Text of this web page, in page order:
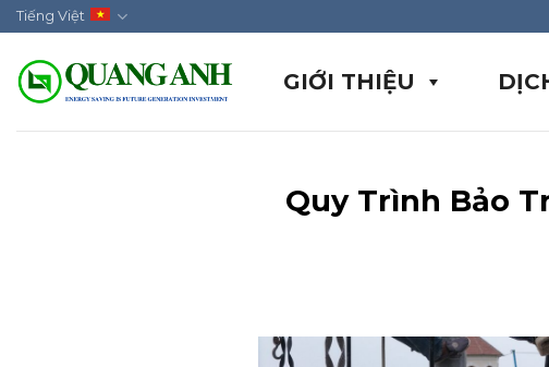
Skip
to
content
Tiếng Việt
GIỚI THIỆU
Quy Trình Bảo